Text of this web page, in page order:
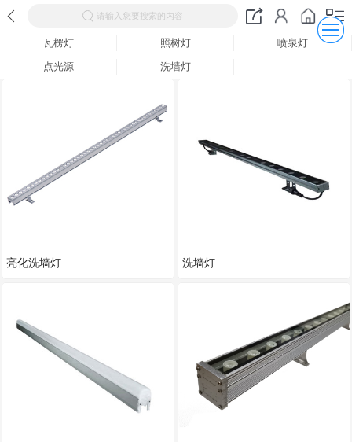
请输入您要搜索的内容
瓦楞灯 照树灯
喷泉灯
点光源
洗墙灯
亮化洗墙灯 洗墙灯